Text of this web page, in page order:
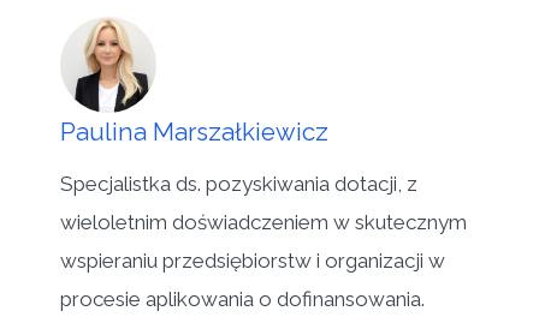
Paulina Marszałkiewicz
Specjalistka ds. pozyskiwania dotacji, z
wieloletnim doświadczeniem w skutecznym
wspieraniu przedsiębiorstw i organizacji w
procesie aplikowania o dofinansowania.